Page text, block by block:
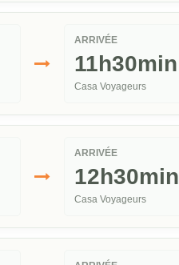
ARRIVÉE
11h30min
Casa Voyageurs
ARRIVÉE
12h30min
Casa Voyageurs